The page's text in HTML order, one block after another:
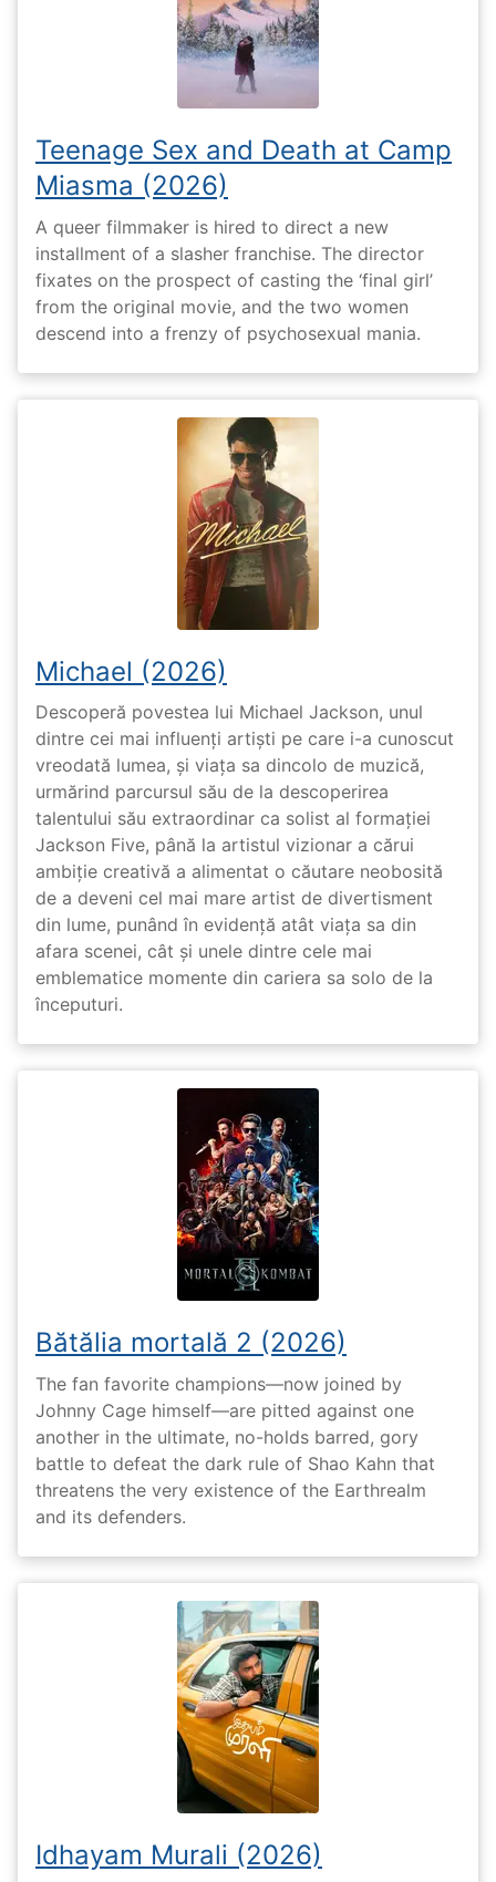
Teenage Sex and Death at Camp
Miasma (2026)
A queer filmmaker is hired to direct a new
installment of a slasher franchise. The director
fixates on the prospect of casting the ‘final girl’
from the original movie, and the two women
descend into a frenzy of psychosexual mania.
Michael (2026)
Descoperă povestea lui Michael Jackson, unul
dintre cei mai influenți artiști pe care i-a cunoscut
vreodată lumea, și viața sa dincolo de muzică,
urmărind parcursul său de la descoperirea
talentului său extraordinar ca solist al formației
Jackson Five, până la artistul vizionar a cărui
ambiție creativă a alimentat o căutare neobosită
de a deveni cel mai mare artist de divertisment
din lume, punând în evidență atât viața sa din
afara scenei, cât și unele dintre cele mai
emblematice momente din cariera sa solo de la
începuturi.
Bătălia mortală 2 (2026)
The fan favorite champions—now joined by
Johnny Cage himself—are pitted against one
another in the ultimate, no-holds barred, gory
battle to defeat the dark rule of Shao Kahn that
threatens the very existence of the Earthrealm
and its defenders.
Idhayam Murali (2026)